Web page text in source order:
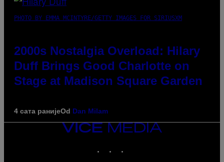
PHOTO BY EMMA MCINTYRE/GETTY IMAGES FOR SIRIUSXM
2000s Nostalgia Overload: Hilary
Duff Brings Good Charlotte on
Stage at Madison Square Garden
4 сата ранијеOd Dan Milam
VICE
MEDIA